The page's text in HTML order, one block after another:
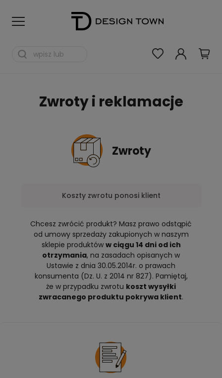
Zwroty i reklamacje
Zwroty
Koszty zwrotu ponosi klient
Chcesz zwrócić produkt? Masz prawo odstąpić
od umowy sprzedaży zakupionych w naszym
sklepie produktów w ciągu 14 dni od ich
otrzymania, na zasadach opisanych w
Ustawie z dnia 30.05.2014r. o prawach
konsumenta (Dz. U. z 2014 nr 827). Pamiętaj,
że w przypadku zwrotu koszt wysyłki
zwracanego produktu pokrywa klient.